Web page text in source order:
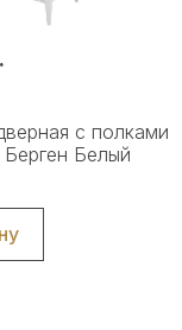
с полками
Белый